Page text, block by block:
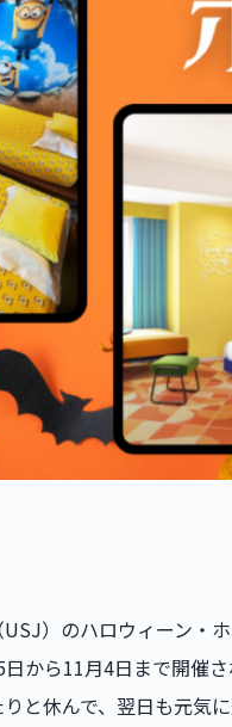
）のハロウィーン・
から11月4日まで開催
と休んで、翌日も元気